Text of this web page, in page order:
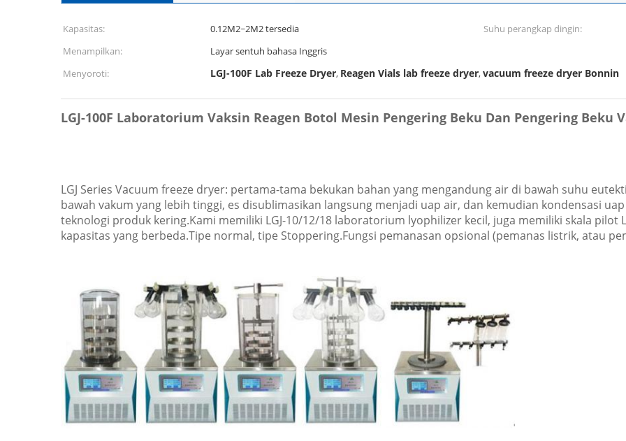
Kapasitas: 0.12M2~2M2 tersedia
Suhu perangkap dingin:
Menampilkan:
Layar sentuh bahasa Inggris
Menyoroti:
LGJ-100F Lab Freeze Dryer, Reagen Vials lab freeze dryer,vacuum freeze dryer Bonnin
LGJ-100F Laboratorium Vaksin Reagen Botol Mesin Pengering Beku Dan Pengering Beku
LGJ Series Vacuum freeze dryer: pertama-tama bekukan bahan yang mengandung air di bawah suhu
bawah vakum yang lebih tinggi, es disublimasikan langsung menjadi uap air, dan kemudian kondensasi
teknologi produk kering.Kami memiliki LGJ-10/12/18 laboratorium lyophilizer kecil, juga memiliki skala pilot
kapasitas yang berbeda.Tipe normal, tipe Stoppering.Fungsi pemanasan opsional (pemanas listrik, atau